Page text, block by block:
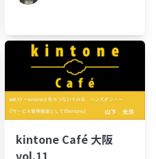
kintone Café 大阪
vol.11